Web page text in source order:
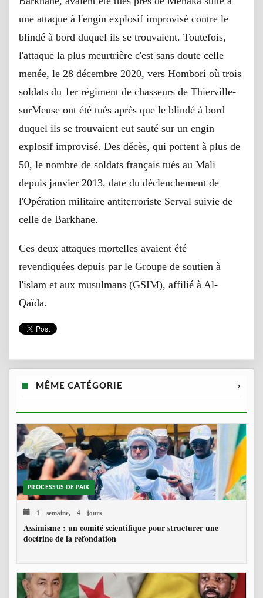
une attaque à l'engin explosif improvisé contre le
blindé à bord duquel ils se trouvaient. Toutefois,
l'attaque la plus meurtrière c'est sans doute celle
menée, le 28 décembre 2020, vers Hombori où trois
soldats du 1er régiment de chasseurs de Thierville-
surMeuse ont été tués après que le blindé à bord
duquel ils se trouvaient eut sauté sur un engin
explosif improvisé. Des décès, qui portent à plus de
50, le nombre de soldats français tués au Mali
depuis janvier 2013, date du déclenchement de
l'Opération militaire antiterroriste Serval suivie de
celle de Barkhane.
Ces deux attaques mortelles avaient été
revendiquées depuis par le Groupe de soutien à
l'islam et aux musulmans (GSIM), affilié à Al-
Qaïda.
MÊME CATÉGORIE ›
PROCESSUS DE PAIX
1 semaine, 4 jours
Assimisme : un comité scientifique pour structurer une
doctrine de la refondation